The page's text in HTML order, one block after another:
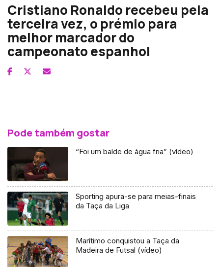
Cristiano Ronaldo recebeu pela
terceira vez, o prémio para
melhor marcador do
campeonato espanhol
Pode também gostar
“Foi um balde de água fria” (vídeo)
Sporting apura-se para meias-finais
da Taça da Liga
Marítimo conquistou a Taça da
Madeira de Futsal (vídeo)